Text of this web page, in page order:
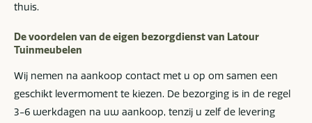
thuis.
De voordelen van de eigen bezorgdienst van Latour
Tuinmeubelen
Wij nemen na aankoop contact met u op om samen een
geschikt levermoment te kiezen. De bezorging is in de regel
3-6 werkdagen na uw aankoop, tenzij u zelf de levering